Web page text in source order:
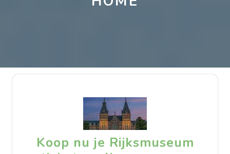
Koop nu je Rijksmuseum